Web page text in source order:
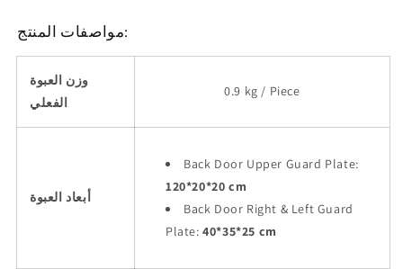
مواصفات المنتج:
وزن العبوة
الفعلي
0.9 kg / Piece
أبعاد العبوة
Back Door Upper Guard Plate:
120*20*20 cm
Back Door Right & Left Guard
Plate:40*35*25 cm